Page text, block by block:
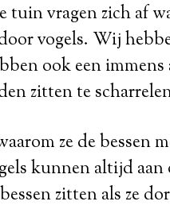
tuin vragen zich af
vogels. Wij
ook een
zitten te
ze de bessen
kunnen altijd
zitten als ze